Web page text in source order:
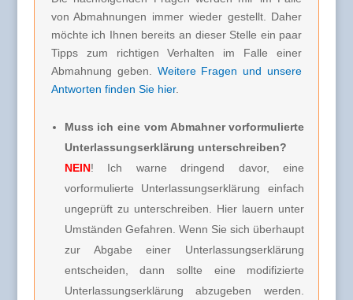
von Abmahnungen immer wieder gestellt. Daher
möchte ich Ihnen bereits an dieser Stelle ein paar
Tipps zum richtigen Verhalten im Falle einer
Abmahnung geben. Weitere Fragen und unsere
Antworten finden Sie hier.
Muss ich eine vom Abmahner vorformulierte
Unterlassungserklärung unterschreiben?
NEIN! Ich warne dringend davor, eine
vorformulierte Unterlassungserklärung einfach
ungeprüft zu unterschreiben. Hier lauern unter
Umständen Gefahren. Wenn Sie sich überhaupt
zur Abgabe einer Unterlassungserklärung
entscheiden, dann sollte eine modifizierte
Unterlassungserklärung abzugeben werden.